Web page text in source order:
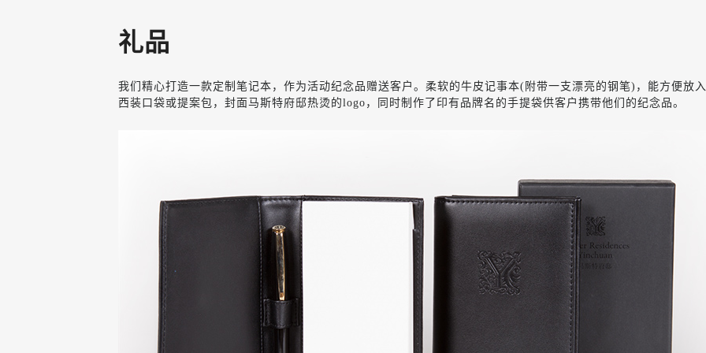
礼品
我们精心打造一款定制笔记本，作为活动纪念品赠送客户。柔软的牛皮记事本(附带一支漂亮的钢笔)，能方便放入
西装口袋或提案包，封面马斯特府邸热烫的logo，同时制作了印有品牌名的手提袋供客户携带他们的纪念品。